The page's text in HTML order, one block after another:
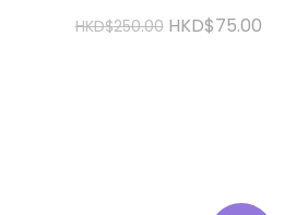
HKD$250.00 HKD$75.00